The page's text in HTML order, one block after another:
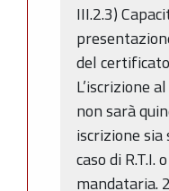
III.2.3)
del
L’iscrizione
non sarà
iscrizione
caso di R.T.I.
mandataria.